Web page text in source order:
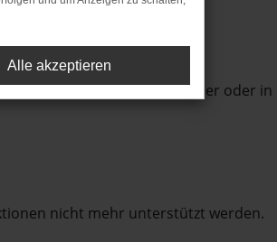
in einem anderen Browser oder in
nicht mehr unterstützt werden.
Alle akzeptieren